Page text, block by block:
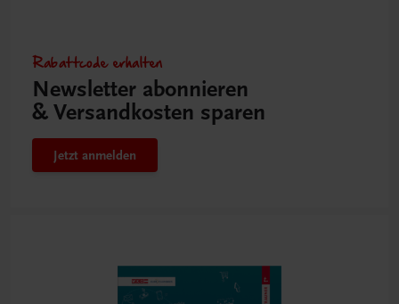
Rabattcode erhalten
Newsletter abonnieren
& Versandkosten sparen
Jetzt anmelden